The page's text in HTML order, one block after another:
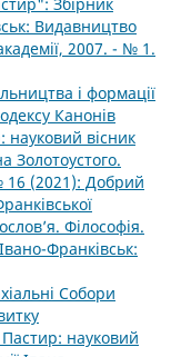
Видавництво
2007. - № 1.
і формації
Канонів
вісник
Золотоустого.
16 (2021): Добрий
Філософія.
Франківськ:
Собори
науковий